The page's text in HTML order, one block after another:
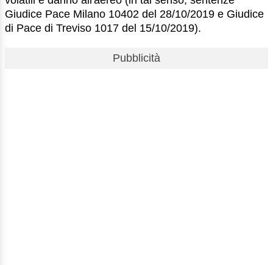
Giudice Pace Milano 10402 del 28/10/2019 e Giudice
di Pace di Treviso 1017 del 15/10/2019).
Pubblicità